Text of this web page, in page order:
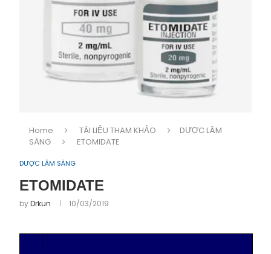
Home TÀI LIỆU THAM KHẢO
DƯỢC LÂM
SÀNG
ETOMIDATE
DƯỢC LÂM SÀNG
ETOMIDATE
byDrkun 10/03/2019